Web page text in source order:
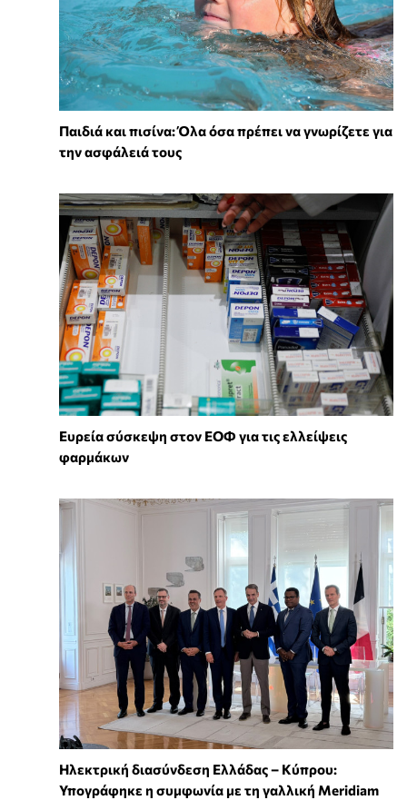
Παιδιά και πισίνα: Όλα όσα πρέπει να γνωρίζετε για
την ασφάλειά τους
Ευρεία σύσκεψη στον ΕΟΦ για τις ελλείψεις
φαρμάκων
Ηλεκτρική διασύνδεση Ελλάδας – Κύπρου:
Υπογράφηκε η συμφωνία με τη γαλλική Meridiam